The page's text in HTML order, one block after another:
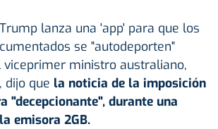
lanza una 'app' para que los
se "autodeporten"
viceprimer ministro australiano,
dijo que la noticia de la imposición
"decepcionante", durante una
emisora 2GB.